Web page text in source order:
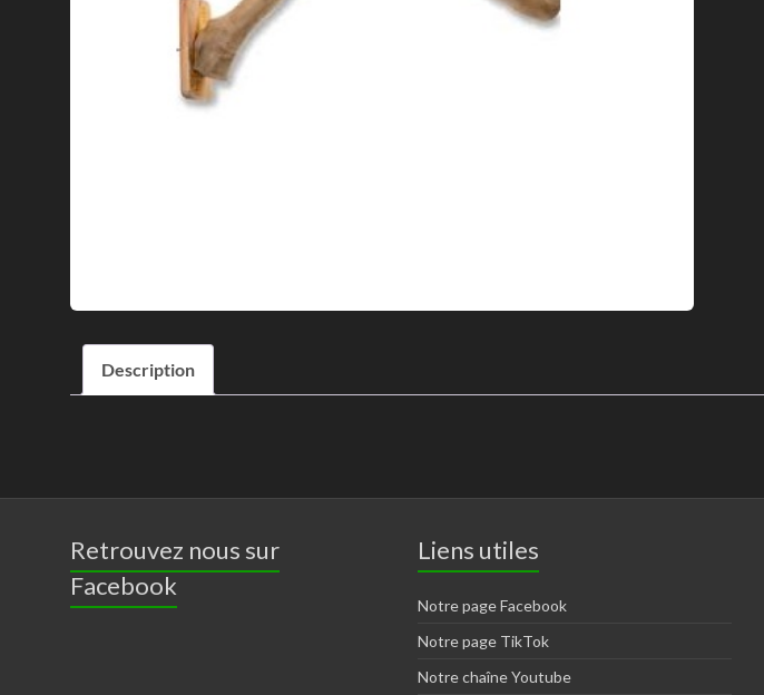
Description
Retrouvez nous sur
Facebook
Liens utiles
Notre page Facebook
Notre page TikTok
Notre chaîne Youtube